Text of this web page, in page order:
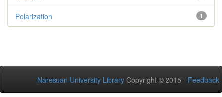
1
Polarization
Naresuan University Library Copyright © 2015 - Feedback